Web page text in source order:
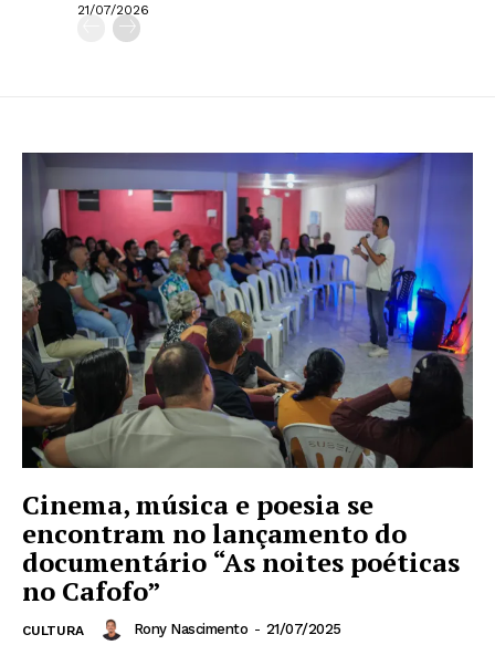
21/07/2026
Cinema, música e poesia se
encontram no lançamento do
documentário “As noites poéticas
no Cafofo”
CULTURA Rony Nascimento - 21/07/2025